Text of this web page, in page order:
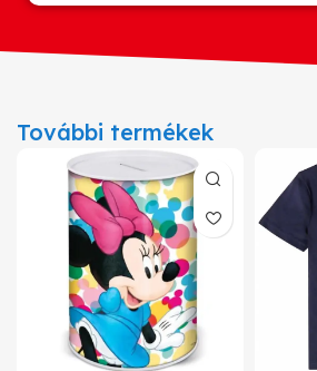
További termékek